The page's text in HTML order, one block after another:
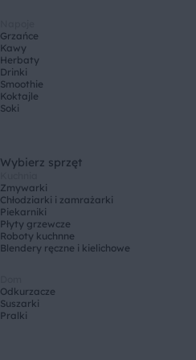
Grzańce
Kawy
Herbaty
Drinki
Smoothie
Koktajle
Soki
Wybierz sprzęt
Zmywarki
Chłodziarki i zamrażarki
Piekarniki
Płyty grzewcze
Roboty kuchnne
Blendery ręczne i kielichowe
Odkurzacze
Suszarki
Pralki